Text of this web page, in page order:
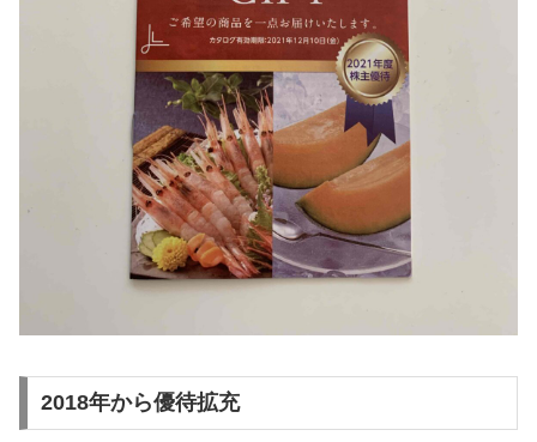
2018年から優待拡充